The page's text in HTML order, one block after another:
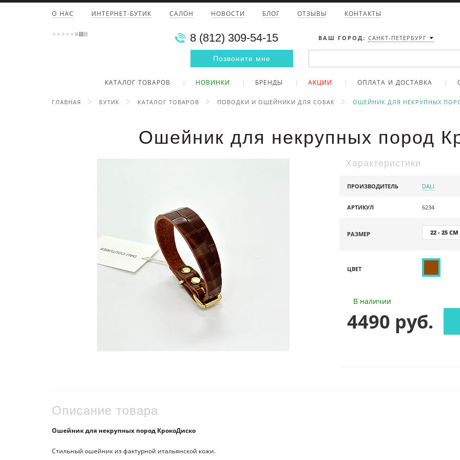
О НАС ИНТЕРНЕТ-БУТИК САЛОН НОВОСТИ БЛОГ ОТЗЫВЫ КОНТАКТЫ
8 (812) 309-54-15 ВАШ ГОРОД: САНКТ-ПЕТЕРБУРГ
Позвоните мне
КАТАЛОГ ТОВАРОВ НОВИНКИ БРЕНДЫ АКЦИИ ОПЛАТА И ДОСТАВКА
ГЛАВНАЯ БУТИК КАТАЛОГ ТОВАРОВ ПОВОДКИ И ОШЕЙНИКИ ДЛЯ СОБАК ОШЕЙНИК ДЛЯ НЕКРУПНЫХ
Ошейник для некрупных пород
Характеристики
ПРОИЗВОДИТЕЛЬ DALI
АРТИКУЛ 6234
РАЗМЕР 22 - 25 СМ
ЦВЕТ
В наличии
4490 руб.
Описание товара
Ошейник для некрупных пород КрокоДиско
Стильный ошейник из фактурной итальянской кожи.